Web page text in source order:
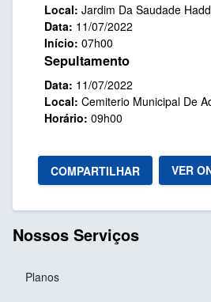
Local: Jardim Da Saudade
Data: 11/07/2022
Início: 07h00
Sepultamento
Data: 11/07/2022
Local: Cemiterio Municipal De
Horário: 09h00
COMPARTILHAR VER
Nossos Serviços
Planos